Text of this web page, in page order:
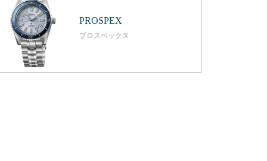
PROSPEX
プロスペックス